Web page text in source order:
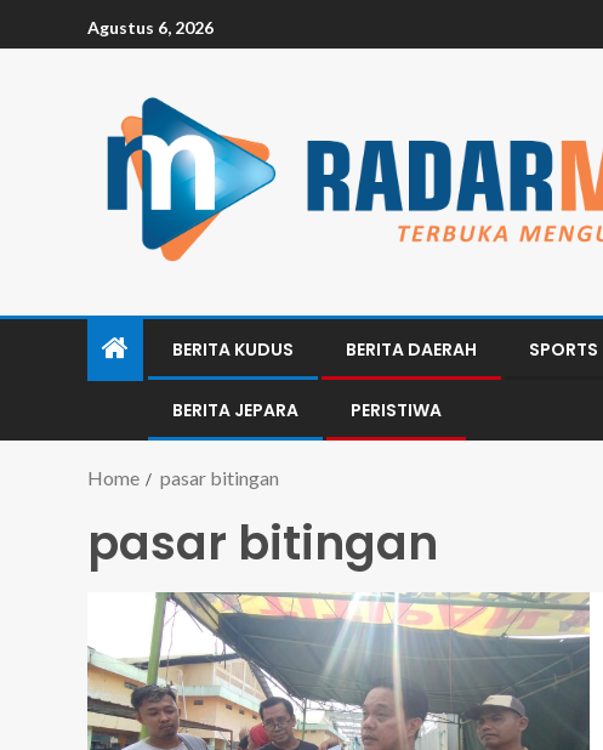
Agustus 6, 2026
BERITA KUDUS BERITA DAERAH SPORTS
BERITA JEPARA PERISTIWA
Home pasar bitingan
pasar bitingan